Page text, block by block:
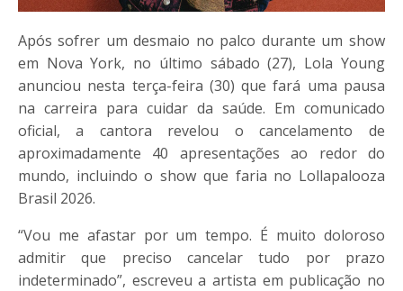
Após sofrer um desmaio no palco durante um show
em Nova York, no último sábado (27), Lola Young
anunciou nesta terça-feira (30) que fará uma pausa
na carreira para cuidar da saúde. Em comunicado
oficial, a cantora revelou o cancelamento de
aproximadamente 40 apresentações ao redor do
mundo, incluindo o show que faria no Lollapalooza
Brasil 2026.
“Vou me afastar por um tempo. É muito doloroso
admitir que preciso cancelar tudo por prazo
indeterminado”, escreveu a artista em publicação no